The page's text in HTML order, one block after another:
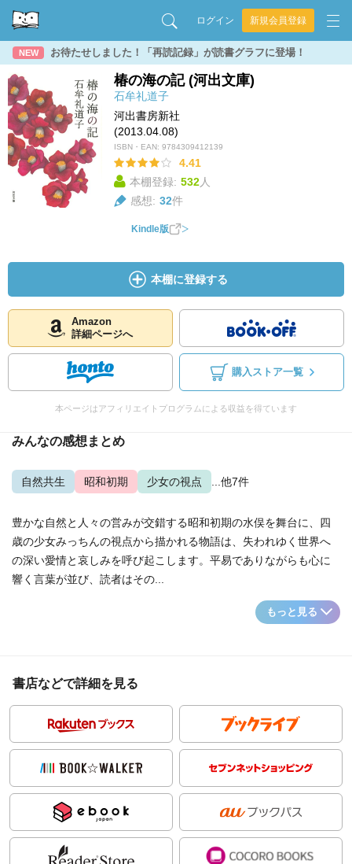
ログイン 新規会員登録
NEW お待たせしました！「再読記録」が読書グラフに登場！
椿の海の記 (河出文庫)
石牟礼道子
河出書房新社
(2013.04.08)
ISBN・EAN: 9784309412139
4.41
本棚登録: 532人
感想: 32件
Kindle版
本棚に登録する
Amazon
詳細ページへ
購入ストア一覧
本ページはアフィリエイトプログラムによる収益を得ています
みんなの感想まとめ
自然共生 昭和初期 少女の視点 ...他7件
豊かな自然と人々の営みが交錯する昭和初期の水俣を舞台に、四
歳の少女みっちんの視点から描かれる物語は、失われゆく世界へ
の深い愛情と哀しみを呼び起こします。平易でありながらも心に
響く言葉が並び、読者はその...
もっと見る
書店などで詳細を見る